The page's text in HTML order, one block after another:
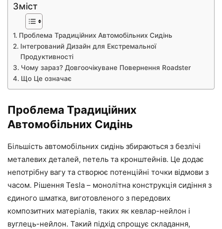
Зміст
Проблема Традиційних Автомобільних Сидінь
Інтегрований Дизайн для Екстремальної
Продуктивності
Чому зараз? Довгоочікуване Повернення Roadster
Що Це означає
Проблема Традиційних
Автомобільних Сидінь
Більшість автомобільних сидінь збираються з безлічі
металевих деталей, петель та кронштейнів. Це додає
непотрібну вагу та створює потенційні точки відмови з
часом. Рішення Tesla – монолітна конструкція сидіння з
єдиного шматка, виготовленого з передових
композитних матеріалів, таких як кевлар-нейлон і
вуглець-нейлон. Такий підхід спрощує складання,